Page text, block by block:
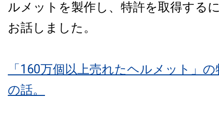
ルメットを製作し、特許を取得する
お話しました。
「160万個以上売れたヘルメット」
の話。